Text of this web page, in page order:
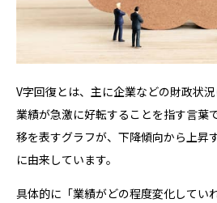
V字回復とは、主に企業などの財政状
業績が急激に好転することを指す言葉
移を表すグラフが、下降傾向から上昇
に由来しています。
具体的に「業績がどの程度変化してい